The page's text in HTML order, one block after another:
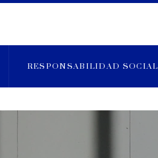
RESPONSABILIDAD SOCIAL